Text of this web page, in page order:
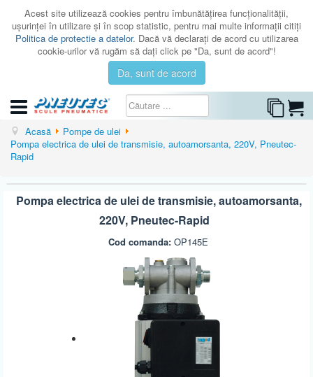
Acest site utilizează cookies pentru îmbunătăţirea funcţionalităţii,
uşurinţei în utilizare şi în scop statistic, pentru mai multe informaţii citiţi
Politica de protectie a datelor. Dacă vă declaraţi de acord cu utilizarea
cookie-urilor vă rugăm să daţi click pe "Da, sunt de acord"!
Da, sunt de acord
CATEGORII
CATALOAGE
ISTORIC
Acasă
Pompe de ulei
Pompa electrica de ulei de transmisie, autoamorsanta, 220V, Pneutec-
Rapid
Pompa electrica de ulei de transmisie, autoamorsanta,
220V, Pneutec-Rapid
Cod comanda: OP145E